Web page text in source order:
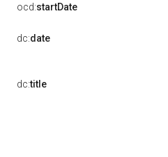
ocd:startDate
dc:date
dc:title